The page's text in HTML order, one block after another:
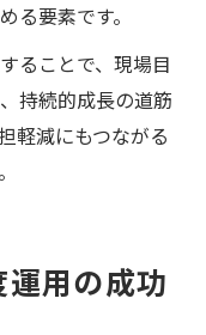
る要素です。
ることで、現場目
持続的成長の道筋
軽減にもつながる
用の成功